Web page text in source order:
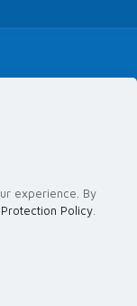
experience. By
Policy.